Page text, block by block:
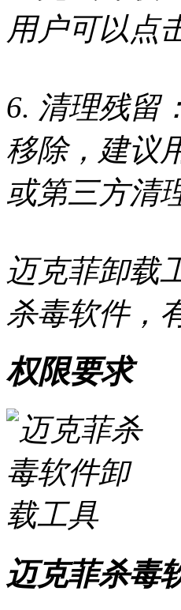
用户可以点
6. 清理残留
移除，建议
或第三方清
迈克菲卸载
杀毒软件，
权限要求
迈克菲杀毒